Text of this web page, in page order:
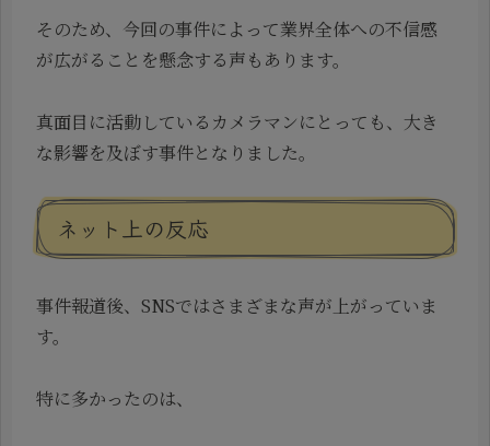
そのため、今回の事件によって業界全体への不信感
が広がることを懸念する声もあります。
真面目に活動しているカメラマンにとっても、大き
な影響を及ぼす事件となりました。
ネット上の反応
事件報道後、SNSではさまざまな声が上がっていま
す。
特に多かったのは、